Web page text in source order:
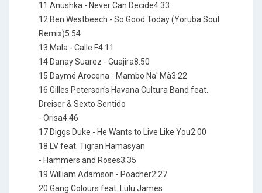
11 Anushka - Never Can Decide4:33
12 Ben Westbeech - So Good Today (Yoruba Soul
Remix)5:54
13 Mala - Calle F4:11
14 Danay Suarez - Guajira8:50
15 Daymé Arocena - Mambo Na' Mà3:22
16 Gilles Peterson's Havana Cultura Band feat.
Dreiser & Sexto Sentido
- Orisa4:46
17 Diggs Duke - He Wants to Live Like You2:00
18 LV feat. Tigran Hamasyan
- Hammers and Roses3:35
19 William Adamson - Poacher2:27
20 Gang Colours feat. Lulu James